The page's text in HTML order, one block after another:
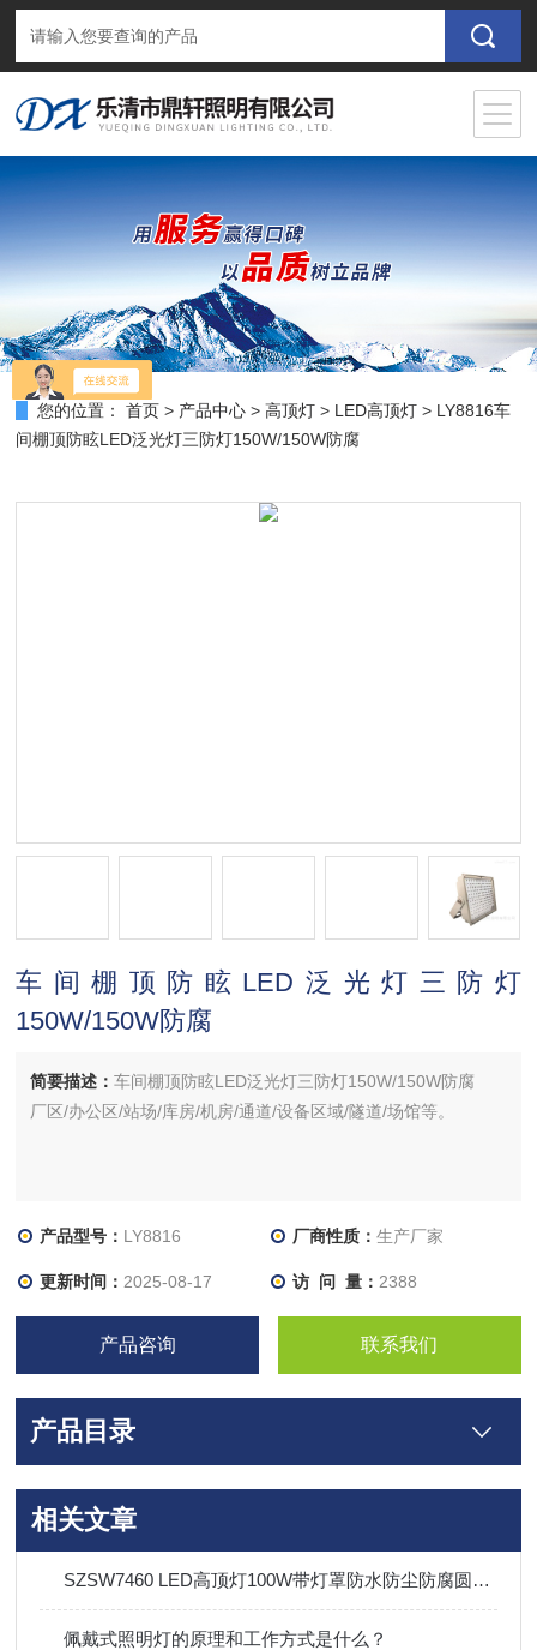
您的位置： 首页 > 产品中心 >高顶灯 > LED高顶灯 > LY8816车
间棚顶防眩LED泛光灯三防灯150W/150W防腐
车间棚顶防眩LED泛光灯三防灯
150W/150W防腐
简要描述：车间棚顶防眩LED泛光灯三防灯150W/150W防腐
厂区/办公区/站场/库房/机房/通道/设备区域/隧道/场馆等。
产品型号： LY8816 厂商性质： 生产厂家
更新时间： 2025-08-17 访 问 量： 2388
产品咨询 联系我们
产品目录
相关文章
SZSW7460 LED高顶灯100W带灯罩防水防尘防腐圆形泛光灯
佩戴式照明灯的原理和工作方式是什么？